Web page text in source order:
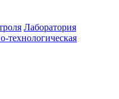
Лаборатория
технологическая